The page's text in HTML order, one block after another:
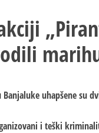
uhapšene su
i teški